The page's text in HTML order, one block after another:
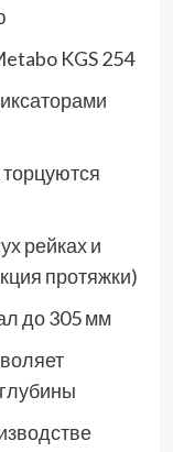
KGS 254
рейках и
протяжки)
до 305 мм